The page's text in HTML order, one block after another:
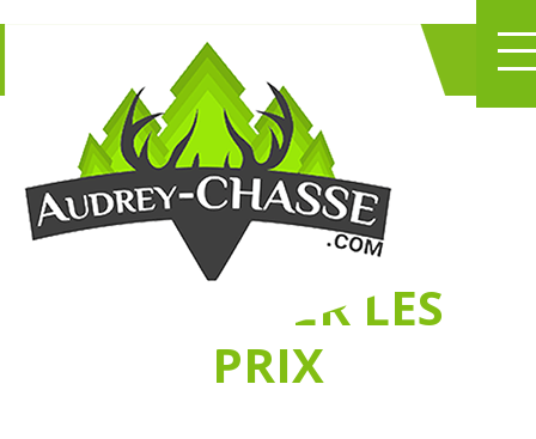
NE PERDEZ PLUS
DE TEMPS
CHASSER LES
PRIX